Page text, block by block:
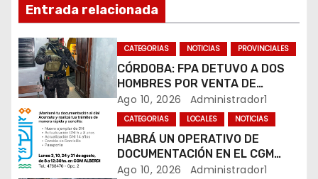
n
d
e
e
n
t
Entrada relacionada
CATEGORIAS NOTICIAS PROVINCIALES
CÓRDOBA: FPA DETUVO A DOS
HOMBRES POR VENTA DE
DROGAS EN TRES BARRIOS DE
LA CAPITAL
Ago 10, 2026 Administrador1
CATEGORIAS LOCALES NOTICIAS
HABRÁ UN OPERATIVO DE
DOCUMENTACIÓN EN EL CGM
ALBERDI
Ago 10, 2026 Administrador1